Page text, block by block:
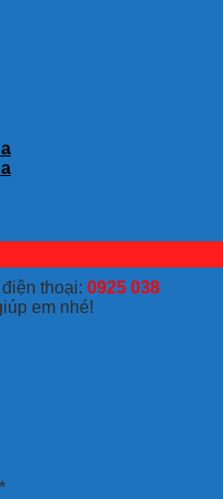
thoại: 0925 038
em nhé!
*